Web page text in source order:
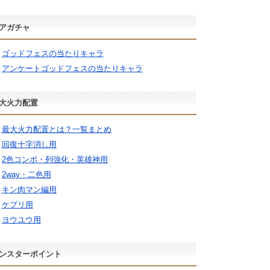
ガチャ
ゴッドフェスの当たりキャラ
アンケートゴッドフェスの当たりキャラ
火力配置
最大火力配置とは？一覧まとめ
回復十字消し用
2色コンボ・列強化・英雄神用
2way・二色用
キン肉マン編用
ケプリ用
ヨウユウ用
スターポイント